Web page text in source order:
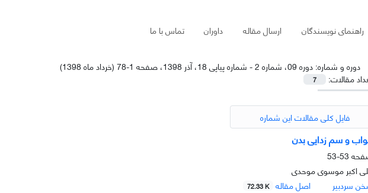
راهنمای نویسندگان ارسال مقاله داوران تماس با ما
دوره و شماره:دوره 09، شماره 2 - شماره پیاپی 18، آذر 1398، صفحه 1-78 (خرداد ماه 1398)
مقالات:
7
فایل کلی مقالات این شماره
و سم زدایی بدن
53-53
اکبر موسوی موحدی
سردبیر
اصل مقاله 72.33 K